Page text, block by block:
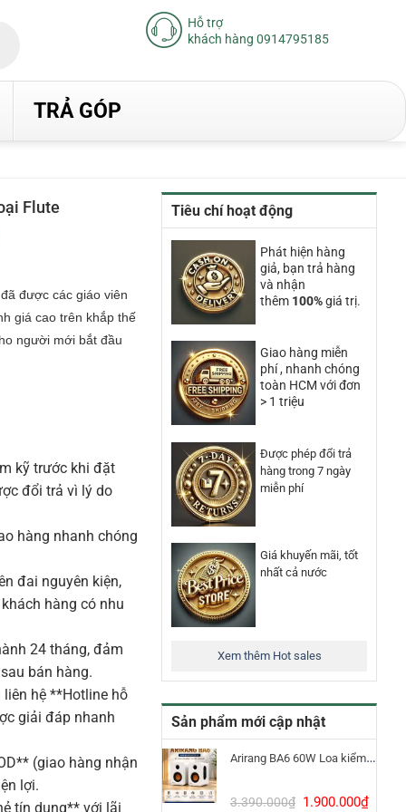
Hỗ trợ
khách hàng 0914795185
TRẢ GÓP
Tiêu chí hoạt động
Phát hiện hàng
giả, bạn trả hàng
và nhận
thêm 100%giá trị.
Giao hàng miễn
phí , nhanh chóng
toàn HCM với đơn
> 1 triệu
Được phép đổi trả
hàng trong 7 ngày
miễn phí
Giá khuyến mãi, tốt
nhất cả nước
Xem thêm Hot sales
Sản phẩm mới cập nhật
Arirang BA6 60W Loa kiểm âm Bluetooth 5.3
3.390.000₫ Giá
1.900.000₫Giá
Flute
được các giáo viên
giá cao trên khắp thế
người mới bắt đầu
kỹ trước khi đặt
đổi trả vì lý do
hàng nhanh chóng
đai nguyên kiện,
hàng có nhu
24 tháng, đảm
bán hàng.
hệ **Hotline hỗ
giải đáp nhanh
(giao hàng nhận
lợi.
tín dụng** với lãi